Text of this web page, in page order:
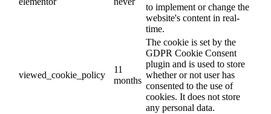
to implement or change the
website's content in real-
time.
viewed_cookie_policy
11
months
The cookie is set by the
GDPR Cookie Consent
plugin and is used to store
whether or not user has
consented to the use of
cookies. It does not store
any personal data.